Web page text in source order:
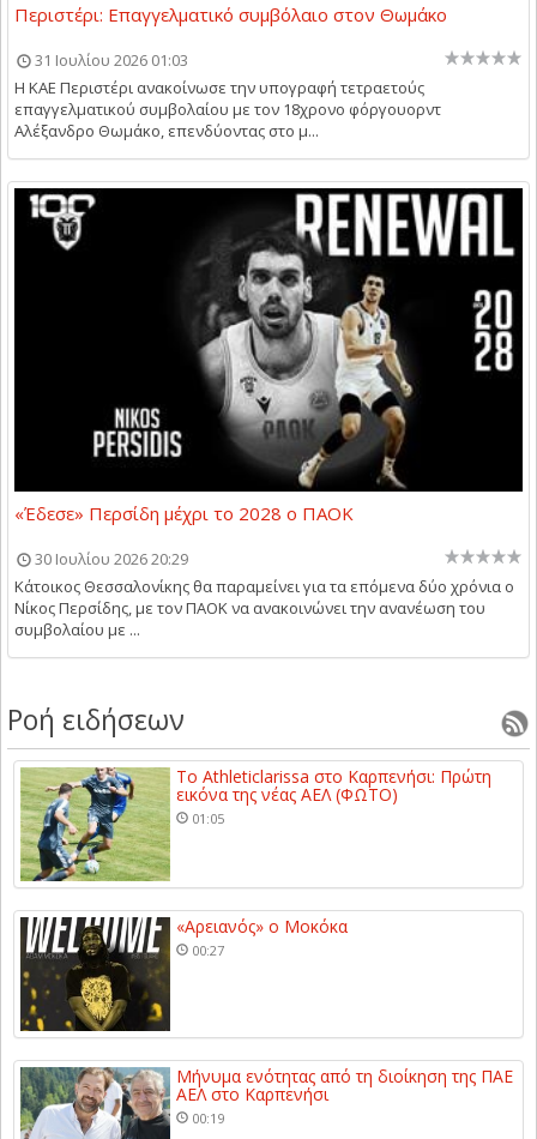
Περιστέρι: Επαγγελματικό συμβόλαιο στον Θωμάκο
31 Ιουλίου 2026 01:03
Η ΚΑΕ Περιστέρι ανακοίνωσε την υπογραφή τετραετούς
επαγγελματικού συμβολαίου με τον 18χρονο φόργουορντ
Αλέξανδρο Θωμάκο, επενδύοντας στο μ...
«Έδεσε» Περσίδη μέχρι το 2028 ο ΠΑΟΚ
30 Ιουλίου 2026 20:29
Κάτοικος Θεσσαλονίκης θα παραμείνει για τα επόμενα δύο χρόνια ο
Νίκος Περσίδης, με τον ΠΑΟΚ να ανακοινώνει την ανανέωση του
συμβολαίου με ...
Ροή ειδήσεων
Το Athleticlarissa στο Καρπενήσι: Πρώτη
εικόνα της νέας ΑΕΛ (ΦΩΤΟ)
01:05
«Αρειανός» ο Μοκόκα
00:27
Μήνυμα ενότητας από τη διοίκηση της ΠΑΕ
ΑΕΛ στο Καρπενήσι
00:19